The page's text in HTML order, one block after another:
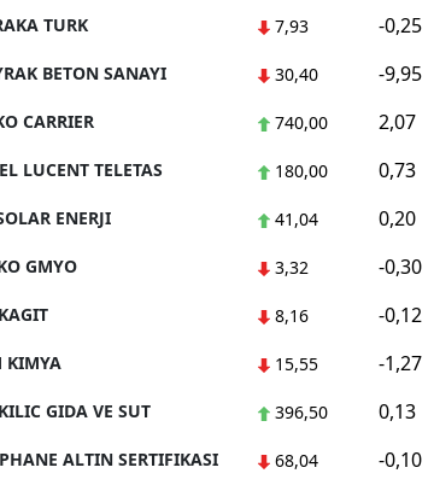
TURK 7,93 -0,25
BETON SANAYI 30,40 -9,95
CARRIER 740,00 2,07
LUCENT TELETAS 180,00 0,73
ENERJI 41,04 0,20
GMYO 3,32 -0,30
8,16 -0,12
KIMYA 15,55 -1,27
GIDA VE SUT 396,50 0,13
ALTIN SERTIFIKASI 68,04 -0,10